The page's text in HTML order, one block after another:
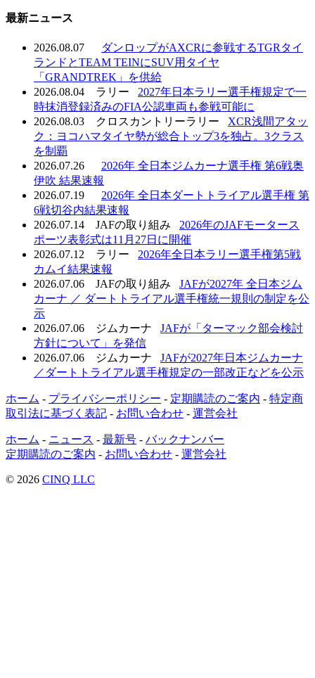
最新ニュース
2026.08.07
ダンロップがAXCRに参戦するTGRタイ
ランドとTEAM TEINにSUV用タイヤ
「GRANDTREK」を供給
2026.08.04
ラリー
2027年日本ラリー選手権規定で一
時抹消登録済みのFIA公認車両も参戦可能に
2026.08.03
クロスカントリーラリー
XCR浅間アタッ
ク：ヨコハマタイヤ勢が総合トップ3を独占。3クラス
を制覇
2026.07.26
2026年 全日本ジムカーナ選手権 第6戦奥
伊吹 結果速報
2026.07.19
2026年 全日本ダートトライアル選手権 第
6戦切谷内結果速報
2026.07.14
JAFの取り組み
2026年のJAFモータース
ポーツ表彰式は11月27日に開催
2026.07.12
ラリー
2026年全日本ラリー選手権第5戦
カムイ結果速報
2026.07.06
JAFの取り組み
JAFが2027年 全日本ジム
カーナ ／ ダートトライアル選手権統一規則の制定を公
示
2026.07.06
ジムカーナ
JAFが「ターマック部会検討
方針について」を発信
2026.07.06
ジムカーナ
JAFが2027年日本ジムカーナ
／ダートトライアル選手権規定の一部改正などを公示
ホーム - プライバシーポリシー - 定期購読のご案内 - 特定商
取引法に基づく表記 - お問い合わせ - 運営会社
ホーム - ニュース - 最新号 - バックナンバー
定期購読のご案内 - お問い合わせ - 運営会社
© 2026 CINQ LLC